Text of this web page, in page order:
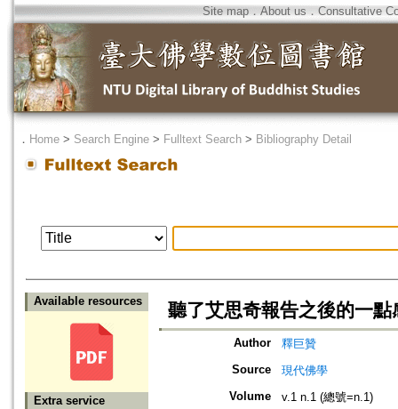
Site map．About us ． Consultative
． Home > Search Engine > Fulltext Search > Bibliography Detail
Available resources
Extra service
聽了艾思奇報告之後的一點
Author
釋巨贊
Source
現代佛學
Volume
v.1 n.1 (總號=n.1)